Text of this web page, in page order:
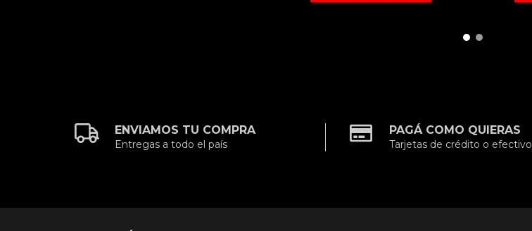
ENVIAMOS TU COMPRA
Entregas a todo el país
PAGÁ COMO QUIERAS
Tarjetas de crédito o efectivo